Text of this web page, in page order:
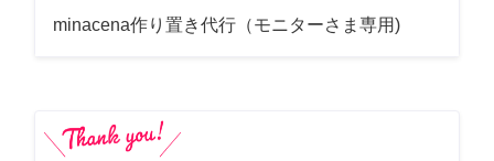
minacena作り置き代行（モニターさま専用)